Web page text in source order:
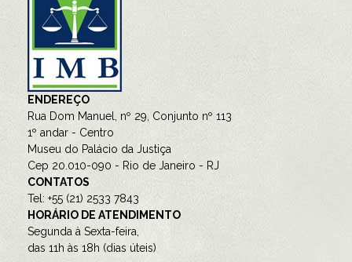
ENDEREÇO
Rua Dom Manuel, nº 29, Conjunto nº 113
1º andar - Centro
Museu do Palácio da Justiça
Cep 20.010-090 - Rio de Janeiro - RJ
CONTATOS
Tel: +55 (21) 2533 7843
HORÁRIO DE ATENDIMENTO
Segunda à Sexta-feira,
das 11h às 18h (dias úteis)